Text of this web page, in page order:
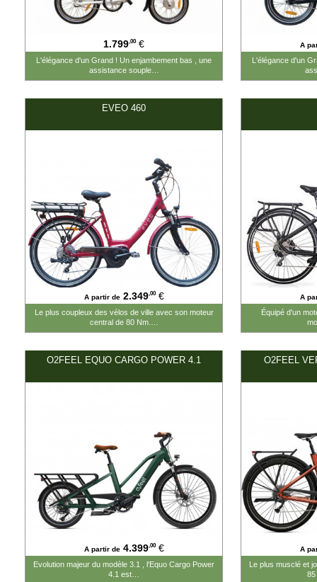
1.799,00 €
L'élégance d'un Grand ! Un enjambement bas , une
assistance souple…
A
L'élégance d'un
EVEO 460
A partir de2.349,00€
Le plus coupleux des vélos de ville avec son moteur
central de 80 Nm.…
A
Équipé d'un
O2FEEL EQUO CARGO POWER 4.1
A partir de4.399,00€
Evolution majeur du modèle 3.1 , l'Equo Cargo Power
4.1 est…
O2FEEL
A
Le plus musclé et